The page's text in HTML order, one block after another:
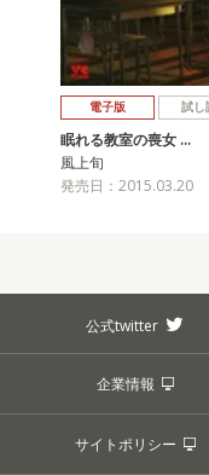
電子版 試し
眠れる教室の喪女 …
風上旬
発売日：2015.03.20
公式twitter
企業情報
サイトポリシー